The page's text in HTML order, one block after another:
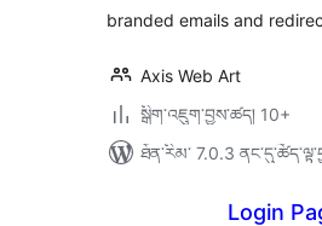
branded emails and
Axis Web Art
སྒྲིག་འཇུག་བྱས་ཚད། 10+
ཐོན་རིམ་ 7.0.3
Login